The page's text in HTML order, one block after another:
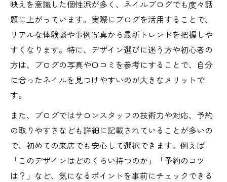
映えを意識した個性派が多く、ネイルブログでも度々話
題に上がっています。実際にブログを活用することで、
リアルな体験談や事例写真から最新トレンドを把握しや
すくなります。特に、デザイン選びに迷う方や初心者の
方は、ブログの写真や口コミを参考にすることで、自分
に合ったネイルを見つけやすいのが大きなメリットで
す。
また、ブログではサロンスタッフの技術力や対応、予約
の取りやすさなども詳細に記載されていることが多いの
で、初めての来店でも安心して選択できます。例えば
「このデザインはどのくらい持つのか」「予約のコツ
は？」など、気になるポイントを事前にチェックできる